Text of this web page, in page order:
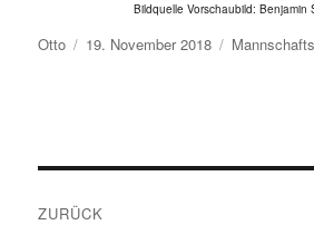
Bildquelle Vorschaubild: Benjamin
Autor
Otto Veröffentlicht
19. November 2018 Kategorien
ZURÜCK